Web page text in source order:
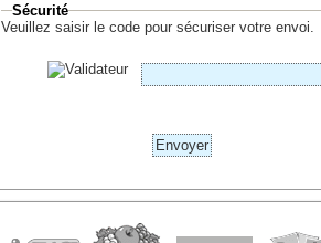
Sécurité
Veuillez saisir le code pour sécuriser votre envoi.